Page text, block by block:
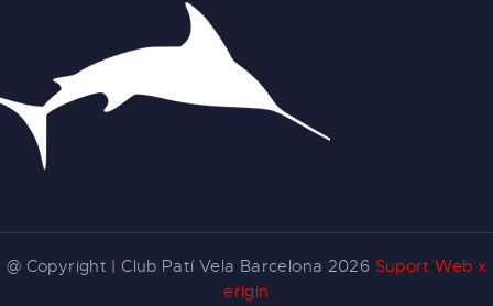
@ Copyright | Club Patí Vela Barcelona 2026 Suport Web x
erigin